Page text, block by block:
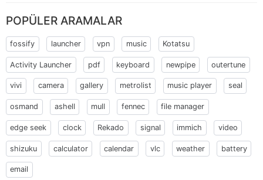
POPÜLER ARAMALAR
fossify launcher vpn music Kotatsu
Activity Launcher pdf keyboard newpipe outertune
vivi camera gallery metrolist music player seal
osmand ashell mull fennec file manager
edge seek clock Rekado signal immich video
shizuku calculator calendar vlc weather battery
email